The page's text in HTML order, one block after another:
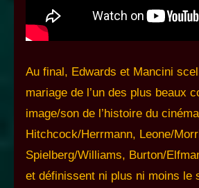
Au final, Edwards et Mancini
mariage de l’un des plus beaux
image/son de l’histoire du
Hitchcock/Herrmann, Leone/
Spielberg/Williams, Burton/
et définissent ni plus ni moins le